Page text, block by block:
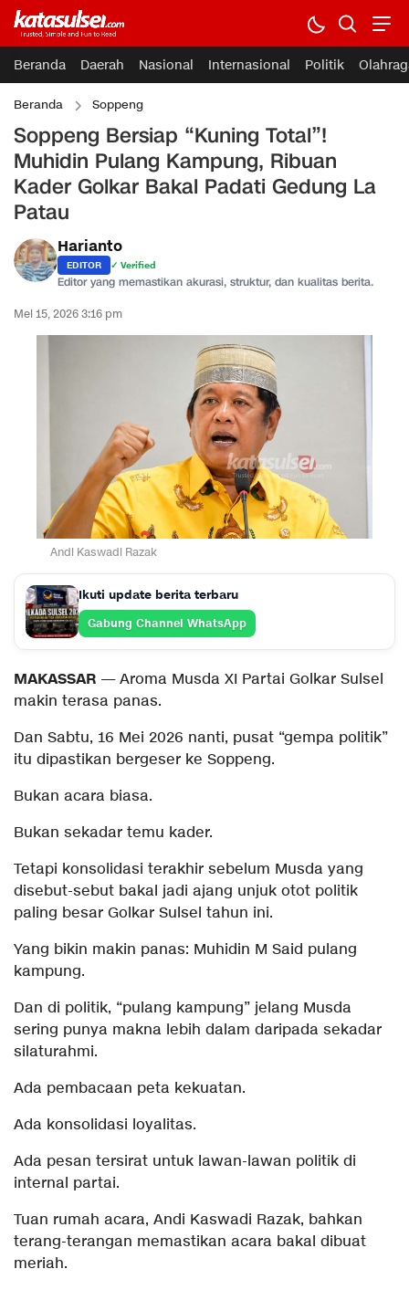
Beranda Daerah Nasional Internasional Politik
Beranda Soppeng
Soppeng Bersiap “Kuning Total”!
Muhidin Pulang Kampung, Ribuan
Kader Golkar Bakal Padati Gedung La
Patau
Harianto
EDITOR ✓ Verified
Editor yang memastikan akurasi, struktur, dan kualitas berita.
Mei 15, 2026 3:16 pm
Andi Kaswadi Razak
Ikuti update berita terbaru
Gabung Channel WhatsApp
MAKASSAR — Aroma Musda XI Partai Golkar Sulsel
makin terasa panas.
Dan Sabtu, 16 Mei 2026 nanti, pusat “gempa politik”
itu dipastikan bergeser ke Soppeng.
Bukan acara biasa.
Bukan sekadar temu kader.
Tetapi konsolidasi terakhir sebelum Musda yang
disebut-sebut bakal jadi ajang unjuk otot politik
paling besar Golkar Sulsel tahun ini.
Yang bikin makin panas: Muhidin M Said pulang
kampung.
Dan di politik, “pulang kampung” jelang Musda
sering punya makna lebih dalam daripada sekadar
silaturahmi.
Ada pembacaan peta kekuatan.
Ada konsolidasi loyalitas.
Ada pesan tersirat untuk lawan-lawan politik di
internal partai.
Tuan rumah acara, Andi Kaswadi Razak, bahkan
terang-terangan memastikan acara bakal dibuat
meriah.